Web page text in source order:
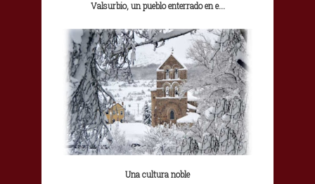
Valsurbio, un pueblo enterrado en e...
Una cultura noble